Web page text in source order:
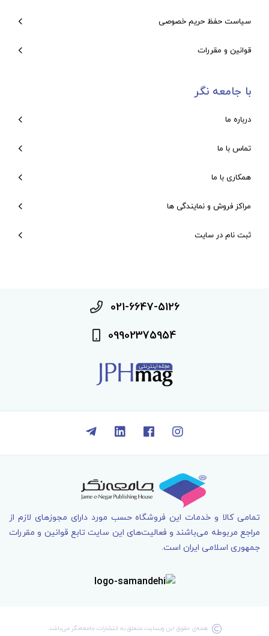
سیاست حفظ حریم خصوصی
قوانین و مقررات
با جامعه نگر
درباره ما
تماس با ما
همکاری با ما
مراکز فروش و نمایندگی ها
ثبت نام در سایت
021-6647-5126
09902375954
تمامی کالا و خدمات اين فروشگاه حسب مورد دارای مجوزهای لازم از
مراجع مربوطه می‌باشند و فعاليت‌های اين سايت تابع قوانين و مقررات
جمهوری اسلامی ايران است.
همه‌ی حقوق اين وبسايت متعلق به انتشارات جامعه­‌نگر می‌باشد.